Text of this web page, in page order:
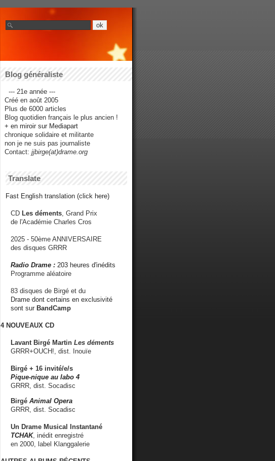
Blog généraliste
--- 21e année ---
Créé en août 2005
Plus de 6000 articles
Blog quotidien français le plus ancien !
+ en miroir sur Mediapart
chronique solidaire et militante
non je ne suis pas journaliste
Contact: jjbirge(at)drame.org
Translate
Fast English translation (click here)
CD Les déments , Grand Prix
de l'Académie Charles Cros
2025 - 50ème ANNIVERSAIRE
des disques GRRR
Radio Drame : 203 heures d'inédits
Programme aléatoire
83 disques de Birgé et du
Drame dont certains en exclusivité
sont sur BandCamp
4 NOUVEAUX CD
Lavant Birgé Martin Les déments
GRRR+OUCH!, dist. Inouïe
Birgé + 16 invité/e/s
Pique-nique au labo 4
GRRR, dist. Socadisc
Birgé Animal Opera
GRRR, dist. Socadisc
Un Drame Musical Instantané
TCHAK, inédit enregistré
en 2000, label Klanggalerie